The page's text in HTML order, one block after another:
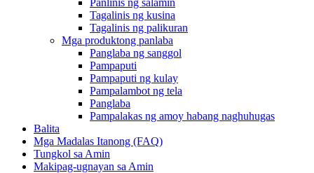
Panlinis ng salamin
Tagalinis ng kusina
Tagalinis ng palikuran
Mga produktong panlaba
Panglaba ng sanggol
Pampaputi
Pampaputi ng kulay
Pampalambot ng tela
Panglaba
Pampalakas ng amoy habang naghuhugas
Balita
Mga Madalas Itanong (FAQ)
Tungkol sa Amin
Makipag-ugnayan sa Amin